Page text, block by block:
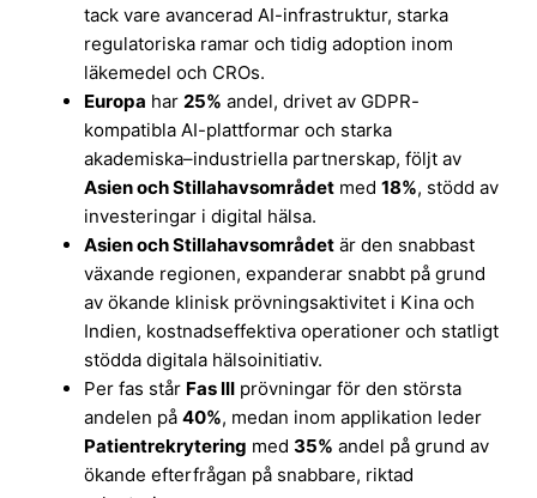
tack vare avancerad AI-infrastruktur, starka
regulatoriska ramar och tidig adoption inom
läkemedel och CROs.
Europa har25% andel, drivet av GDPR-
kompatibla AI-plattformar och starka
akademiska–industriella partnerskap, följt av
Asien och Stillahavsområdet med18%, stödd av
investeringar i digital hälsa.
Asien och Stillahavsområdet är den snabbast
växande regionen, expanderar snabbt på grund
av ökande klinisk prövningsaktivitet i Kina och
Indien, kostnadseffektiva operationer och statligt
stödda digitala hälsoinitiativ.
Per fas står Fas III prövningar för den största
andelen på40%, medan inom applikation leder
Patientrekrytering med35% andel på grund av
ökande efterfrågan på snabbare, riktad